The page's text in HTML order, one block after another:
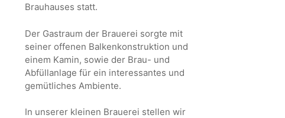
Brauhauses statt.
Der Gastraum der Brauerei sorgte mit
seiner offenen Balkenkonstruktion und
einem Kamin, sowie der Brau- und
Abfüllanlage für ein interessantes und
gemütliches Ambiente.
In unserer kleinen Brauerei stellen wir